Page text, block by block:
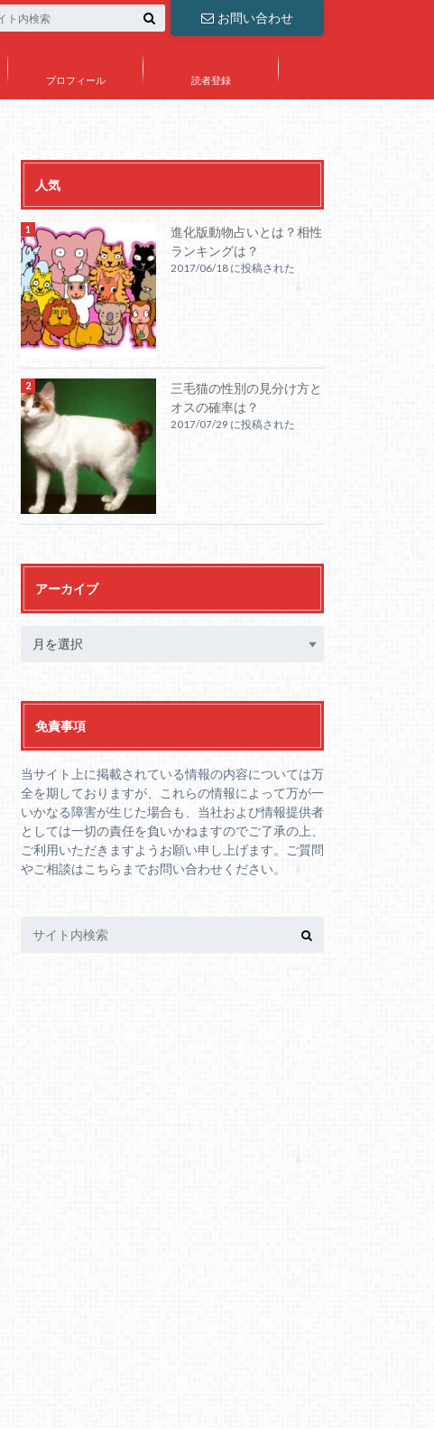
お問い合わせ
プロフィール 読者登録
人気
進化版動物占いとは？相性
ランキングは？
2017/06/18 に投稿された
三毛猫の性別の見分け方と
オスの確率は？
2017/07/29 に投稿された
アーカイブ
免責事項
当サイト上に掲載されている情報の内容については万
全を期しておりますが、これらの情報によって万が一
いかなる障害が生じた場合も、当社および情報提供者
としては一切の責任を負いかねますのでご了承の上、
ご利用いただきますようお願い申し上げます。ご質問
やご相談はこちら までお問い合わせください。